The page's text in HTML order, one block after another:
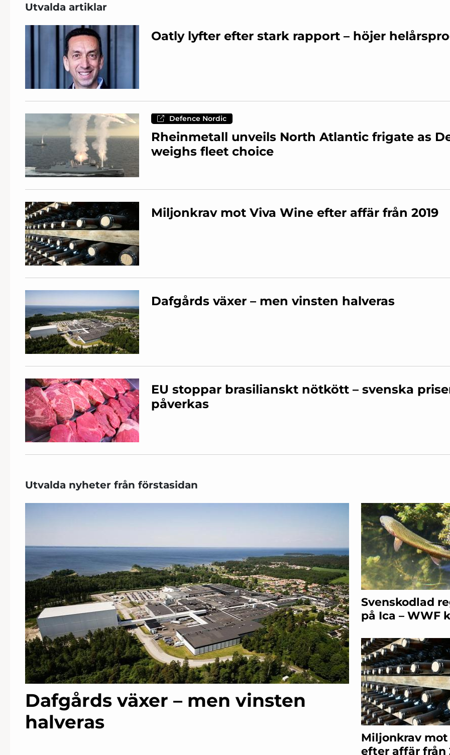
Utvalda artiklar
Oatly lyfter efter stark rapport – höjer
Defence Nordic
Rheinmetall unveils North Atlantic frigate as
weighs fleet choice
Miljonkrav mot Viva Wine efter affär från 2019
Dafgårds växer – men vinsten halveras
EU stoppar brasilianskt nötkött – svenska
påverkas
Utvalda nyheter från förstasidan
Dafgårds växer – men vinsten
halveras
Svenskodlad
på Ica – WWF
Miljonkrav
efter affär från